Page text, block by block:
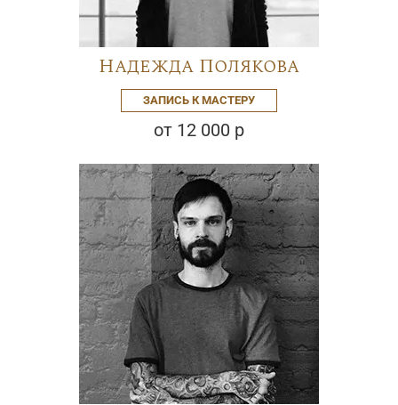
Надежда Полякова
ЗАПИСЬ К МАСТЕРУ
от 12 000 р